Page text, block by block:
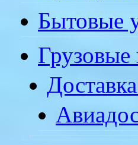
Бытовые
Грузовые